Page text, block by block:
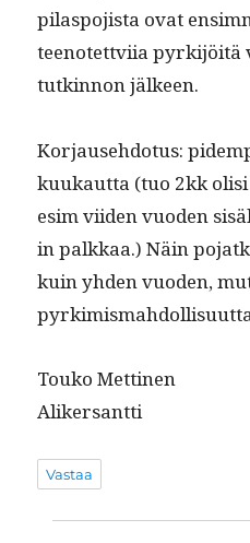
pi­laspo­jista ovat
teenotettvi­ia pyrk­i­jöitä
tutkin­non jälkeen.
Kor­jause­hdo­tus:
kuukaut­ta (tuo 2kk
esim viiden vuo­den
in palkkaa.) Näin
kuin yhden vuo­den,
Touko Met­ti­nen
Alikersantti
Vastaa